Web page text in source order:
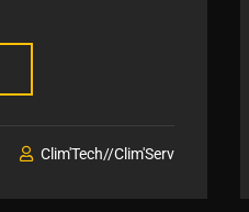
Clim'Tech//Clim'Serv